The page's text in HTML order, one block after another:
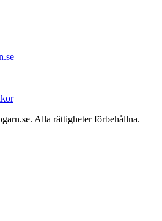
Alla rättigheter förbehållna.